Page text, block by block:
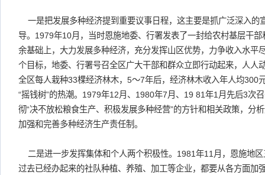
一是把发展多种经济提到重要议事日程，这主要是抓广泛深入的
导。1979年10月，当时恩施地委、行署发表了一封给农村基层干
余基础上，大力发展多种经济，充分发挥山区优势，力争收入水平
个目标，地委、行署号召全区广大干部和群众立即行动起来，人人
全区每人栽种33棵经济林木，5～7年后，经济林木收入年人均300
“摇钱树”的热潮。1979年12月、1980年7月、19 81年1月先后3次
彻“决不放松粮食生产、积极发展多种经营”的方针和相关政策，分
加强和完善多种经济生产责任制。
二是进一步发挥集体和个人两个积极性。1981年11月，恩施地区
过去已经办起来的社队种植、养殖、加工等企业，都要从各方面加